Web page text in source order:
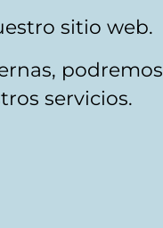
sitio web.
podremos
servicios.